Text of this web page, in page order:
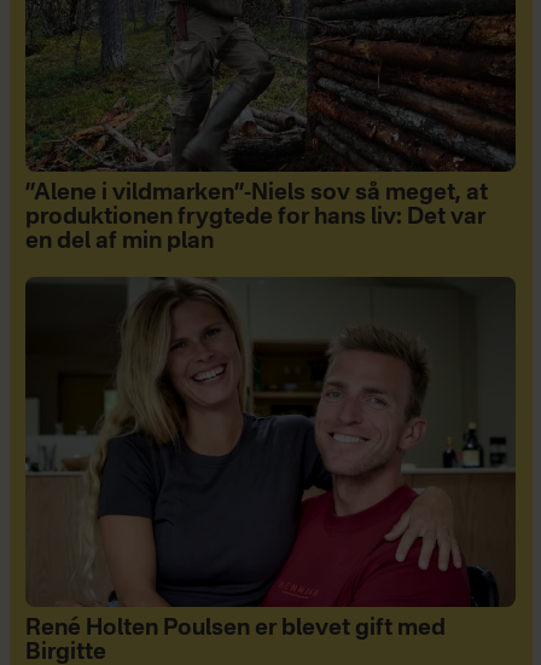
”Alene i vildmarken”-Niels sov så meget, at
produktionen frygtede for hans liv: Det var
en del af min plan
René Holten Poulsen er blevet gift med
Birgitte